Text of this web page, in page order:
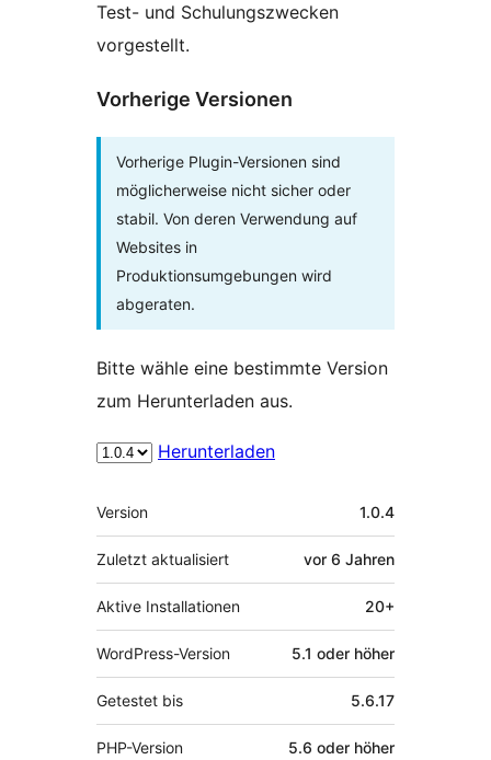
Test- und Schulungszwecken
vorgestellt.
Vorherige Versionen
Vorherige Plugin-Versionen sind
möglicherweise nicht sicher oder
stabil. Von deren Verwendung auf
Websites in
Produktionsumgebungen wird
abgeraten.
Bitte wähle eine bestimmte Version
zum Herunterladen aus.
Herunterladen
Meta
Version 1.0.4
Zuletzt aktualisiert vor 6 Jahren
Aktive Installationen 20+
WordPress-Version 5.1 oder höher
Getestet bis 5.6.17
PHP-Version 5.6 oder höher